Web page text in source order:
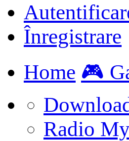
Înregistrare
Home 🎮
Radio